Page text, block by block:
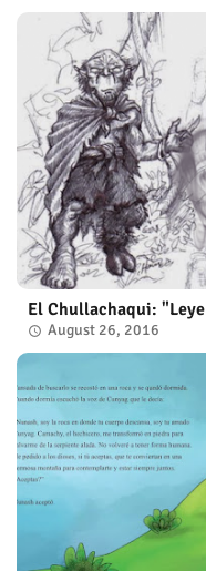
El Chullachaqui:
August 26, 2016